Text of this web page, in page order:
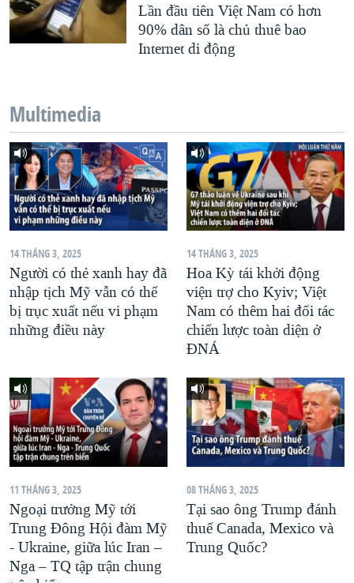
Lần đầu tiên Việt Nam có hơn
90% dân số là chủ thuê bao
Internet di động
Multimedia
14 THÁNG 3, 2025
Người có thẻ xanh hay đã
nhập tịch Mỹ vẫn có thể
bị trục xuất nếu vi phạm
những điều này
14 THÁNG 3, 2025
Hoa Kỳ tái khởi động
viện trợ cho Kyiv; Việt
Nam có thêm hai đối tác
chiến lược toàn diện ở
ĐNÁ
11 THÁNG 3, 2025
Ngoại trưởng Mỹ tới
Trung Đông Hội đàm Mỹ
- Ukraine, giữa lúc Iran –
Nga – TQ tập trận chung
08 THÁNG 3, 2025
Tại sao ông Trump đánh
thuế Canada, Mexico và
Trung Quốc?